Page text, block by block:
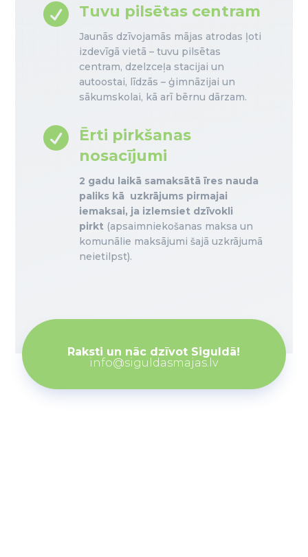
 Tuvu pilsētas centram
Jaunās dzīvojamās mājas atrodas ļoti
izdevīgā vietā – tuvu pilsētas
centram, dzelzceļa stacijai un
autoostai, līdzās – ģimnāzijai un
sākumskolai, kā arī bērnu dārzam.

Ērti pirkšanas
nosacījumi
2 gadu laikā samaksātā īres nauda
paliks kā uzkrājums pirmajai
iemaksai, ja izlemsiet dzīvokli
pirkt (apsaimniekošanas maksa un
komunālie maksājumi šajā uzkrājumā
neietilpst).
Raksti un nāc dzīvot Siguldā!
info@siguldasmajas.lv